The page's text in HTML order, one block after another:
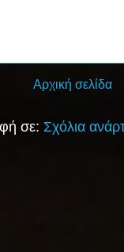
Αρχική σελίδα
σε: Σχόλια